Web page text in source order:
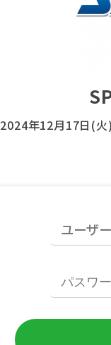
2024年12月17日(